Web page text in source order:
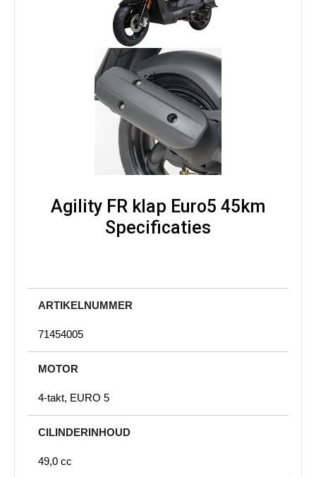
Agility FR klap Euro5 45km
Specificaties
ARTIKELNUMMER
71454005
MOTOR
4-takt, EURO 5
CILINDERINHOUD
49,0 cc